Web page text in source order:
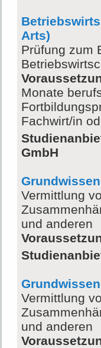
Arts)
Prüfung zum
Monate
Fachwirt/in
GmbH
Vermittlung
und anderen
Vermittlung
und anderen